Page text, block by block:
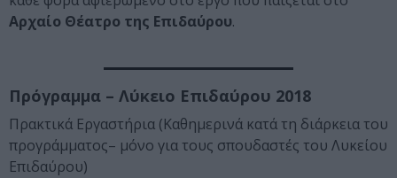
Αρχαίο Θέατρο της Επιδαύρου.
Πρόγραμμα – Λύκειο Επιδαύρου 2018
Πρακτικά Εργαστήρια (Καθημερινά κατά τη διάρκεια του
προγράμματος– μόνο για τους σπουδαστές του Λυκείου
Επιδαύρου)